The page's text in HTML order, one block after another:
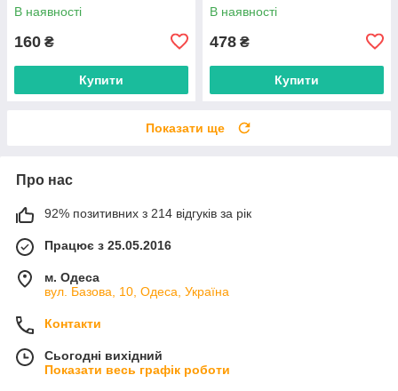
прямого постачальника
В наявності
160 ₴
Купити
постачальника
В наявності
478 ₴
Купити
Показати ще
Про нас
92% позитивних з 214 відгуків за рік
Працює з 25.05.2016
м. Одеса
вул. Базова, 10, Одеса, Україна
Контакти
Сьогодні вихідний
Показати весь графік роботи